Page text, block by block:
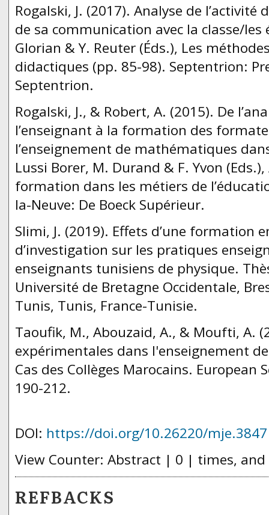
Rogalski, J. (2017). Analyse de l’activité
de sa communication avec la classe/les
Glorian & Y. Reuter (Éds.), Les
didactiques (pp. 85-98). Septentrion:
Septentrion.
Rogalski, J., & Robert, A. (2015). De
l’enseignant à la formation des
l’enseignement de mathématiques
Lussi Borer, M. Durand & F. Yvon
formation dans les métiers de
la-Neuve: De Boeck Supérieur.
Slimi, J. (2019). Effets d’une formation
d’investigation sur les pratiques
enseignants tunisiens de physique.
Université de Bretagne Occidentale,
Tunis, Tunis, France-Tunisie.
Taoufik, M., Abouzaid, A., & Moufti, A.
expérimentales dans l'enseignement
Cas des Collèges Marocains. European
190-212.
DOI: https://doi.org/10.26220/mje.3847
View Counter: Abstract | 0 | times,
REFBACKS